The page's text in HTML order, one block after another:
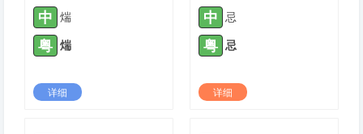
中 煓
粤 煓
详细
中 忌
粤 忌
详细